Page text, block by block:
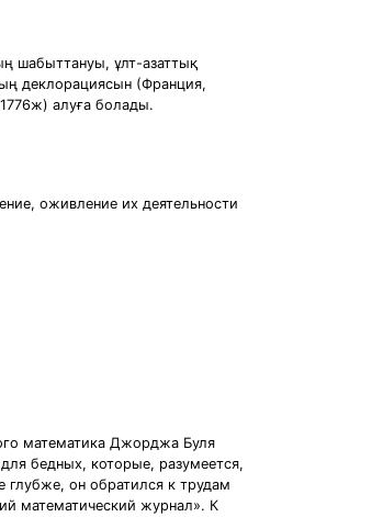
шабыттануы, ұлт-азаттық
деклорациясын (Франция,
алуға болады.
оживление их деятельности
математика Джорджа Буля
бедных, которые, разумеется,
глубже, он обратился к трудам
математический журнал». К